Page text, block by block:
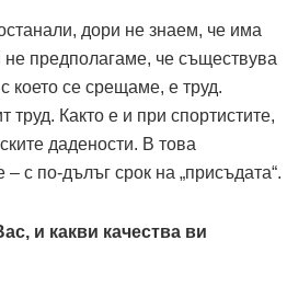
дори не знаем, че има
не предполагаме, че съществува
което се срещаме, е труд.
труд. Както е и при спортистите,
дадености. В това
с по-дълъг срок на „присъдата“.
и какви качества ви